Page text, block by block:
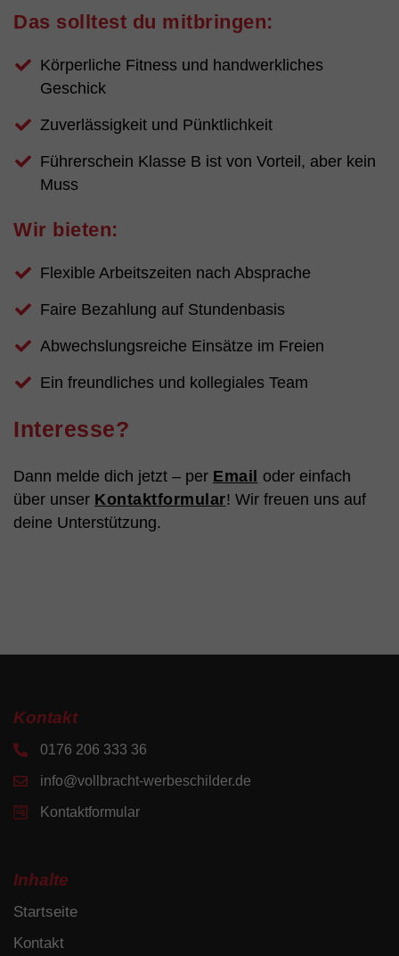
Das solltest du mitbringen:
Körperliche Fitness und handwerkliches
Geschick
Zuverlässigkeit und Pünktlichkeit
Führerschein Klasse B ist von Vorteil, aber kein
Muss
Wir bieten:
Flexible Arbeitszeiten nach Absprache
Faire Bezahlung auf Stundenbasis
Abwechslungsreiche Einsätze im Freien
Ein freundliches und kollegiales Team
Interesse?
Dann melde dich jetzt – per Email oder einfach
über unser Kontaktformular! Wir freuen uns auf
deine Unterstützung.
Kontakt
0176 206 333 36
info@vollbracht-werbeschilder.de
Kontaktformular
Inhalte
Startseite
Kontakt